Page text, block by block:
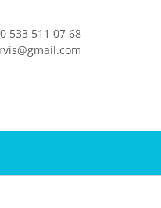
0 533 511 07 68